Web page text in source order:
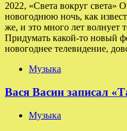
2022, «Света вокруг света»
новогоднюю ночь, как
же, и это много лет волнует
Придумать какой-то новый
новогоднее телевидение,
Музыка
Вася Васин записал
Музыка